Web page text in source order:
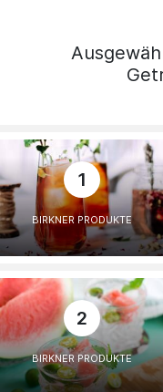
1
BIRKNER PRODUKTE
2
BIRKNER PRODUKTE